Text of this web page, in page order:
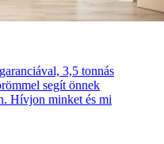
3,5 tonnás
segít önnek
Hívjon minket és mi